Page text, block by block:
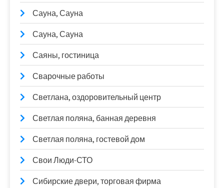
Сауна, Сауна
Сауна, Сауна
Саяны, гостиница
Сварочные работы
Светлана, оздоровительный центр
Светлая поляна, банная деревня
Светлая поляна, гостевой дом
Свои Люди-СТО
Сибирские двери, торговая фирма